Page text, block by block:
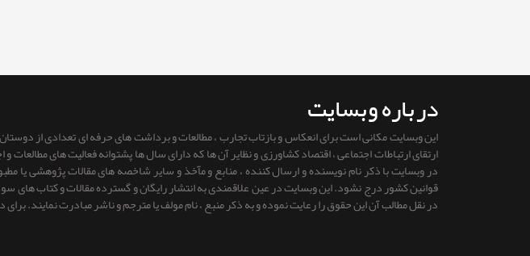
درباره وبسایت
این وبسایت مکانی است برای انعکاس و بازتاب تجارب ، مطالعات و برداشت های حرفه ای تعدادی از
ارتقای ارتباطات اجتماعی ، اقتصاد کشاورزی و نظایر آن ها که دارای سال ها پشتوانه فعالیت های
در وبسایت با ذکر نام نویسنده و ارسال کننده ، منابع و مآخذ و سایر شاخصه های مقالات پژوهشی یا
قوانين كشور درج نشود. این وبسایت در عین علاقمندی به انتشار رایگان و گسترده مقالات و کتاب های
در نقل مطالب آن این حقوق را رعایت نموده و به ذکر منبع ، نام مولف یا مترجم و ناشر مبادرت نمایند.